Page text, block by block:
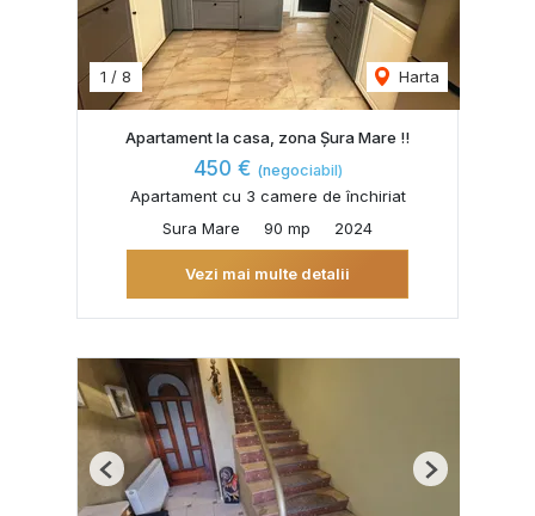
1 / 8 Harta
Apartament la casa, zona Șura Mare !!
450 € (negociabil)
Apartament cu 3 camere de închiriat
Sura Mare
90 mp 2024
Vezi mai multe detalii
Previous Next